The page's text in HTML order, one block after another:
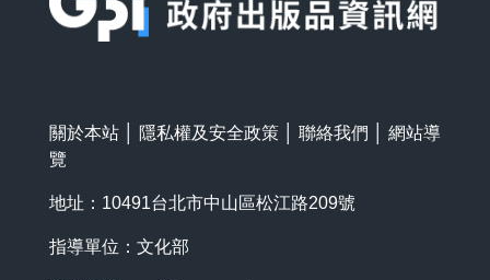
關於本站 隱私權及安全政策 聯絡我們
網站導
覽
地址：10491台北市中山區松江路209號
指導單位：文化部